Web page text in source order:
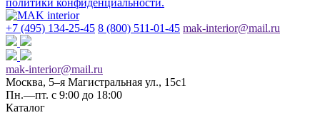
политики конфиденциальности.
+7 (495) 134-25-45 8 (800) 511-01-45 mak-interior@mail.ru
mak-interior@mail.ru
Москва, 5–я Магистральная ул., 15с1
Пн.—пт. с 9:00 до 18:00
Каталог